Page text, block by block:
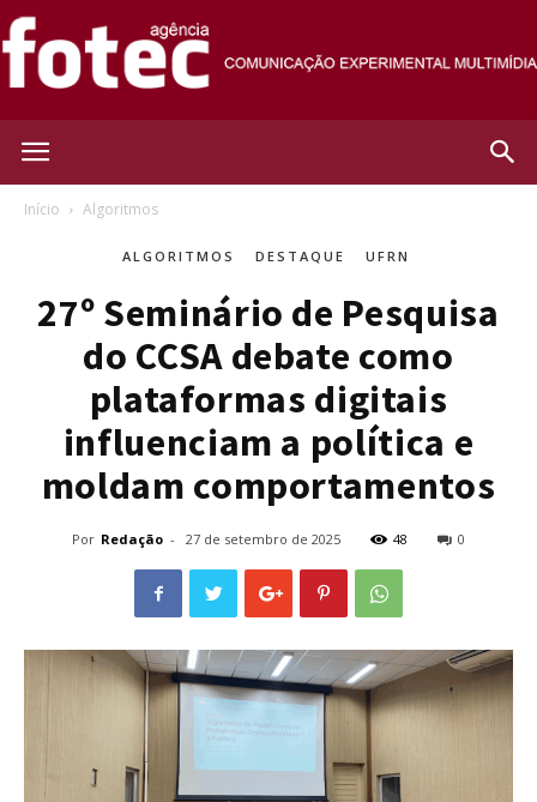
Início Algoritmos
ALGORITMOS DESTAQUE UFRN
27º Seminário de Pesquisa
do CCSA debate como
plataformas digitais
influenciam a política e
moldam comportamentos
Por Redação - 27 de setembro de 2025 48 0